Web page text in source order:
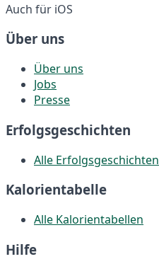
Auch für iOS
Über uns
Über uns
Jobs
Presse
Erfolgsgeschichten
Alle Erfolgsgeschichten
Kalorientabelle
Alle Kalorientabellen
Hilfe